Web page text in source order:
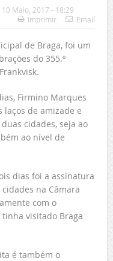
10 Maio, 2017 - 18:29
Imprimir
Email
de Braga, foi um
do 355.º
Firmino Marques
de amizade e
cidades, seja ao
ao nível de
dias foi a assinatura
na Câmara
com o
visitado Braga
é também o